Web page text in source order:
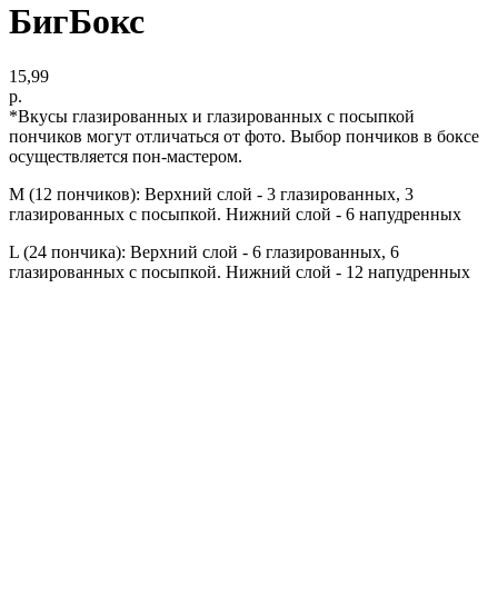
БигБокс
15,99
р.
*Вкусы глазированных и глазированных с посыпкой
пончиков могут отличаться от фото. Выбор пончиков в боксе
осуществляется пон-мастером.
M (12 пончиков): Верхний слой - 3 глазированных, 3
глазированных с посыпкой. Нижний слой - 6 напудренных
L (24 пончика): Верхний слой - 6 глазированных, 6
глазированных с посыпкой. Нижний слой - 12 напудренных